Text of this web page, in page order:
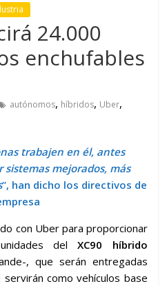
24.000
enchufables
autónomos, híbridos, Uber,
trabajen en él, antes
sistemas mejorados, más
”, han dicho los directivos de
con Uber para proporcionar
delXC90 híbrido
, que serán entregadas
como vehículos base